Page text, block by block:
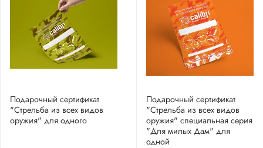
Подарочный сертификат
"Стрельба из всех видов
оружия" для одного
Подарочный сертификат
"Стрельба из всех видов
оружия" специальная серия
"Для милых Дам" для
одной